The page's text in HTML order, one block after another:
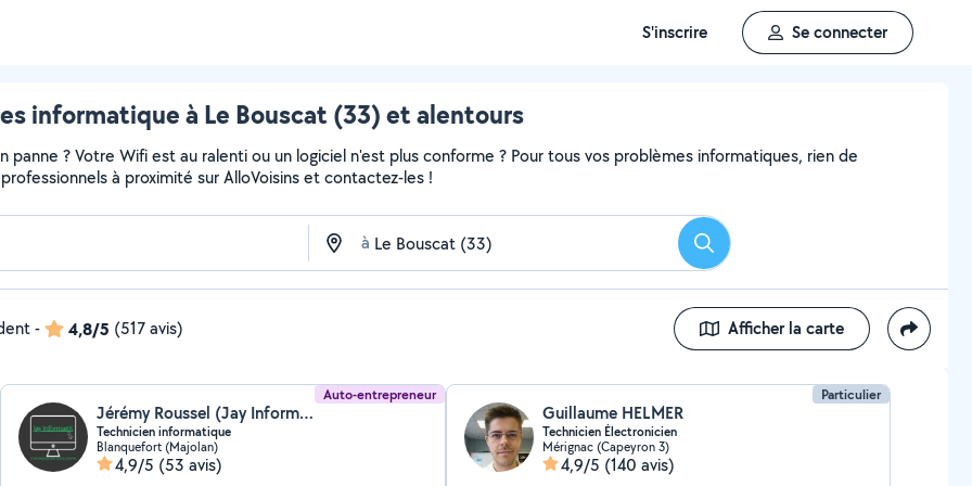
S'inscrire Se connecter
informatique à Le Bouscat (33) et alentours
panne ? Votre Wifi est au ralenti ou un logiciel n'est plus conforme ? Pour tous vos problèmes informatiques, rien de
à proximité sur AlloVoisins et contactez-les !
à Rechercher
- 4,8/5 (517 avis) Afficher la carte
Auto-entrepreneur
Jérémy Roussel (Jay InformatiK)
Technicien informatique
Blanquefort (Majolan)
4,9/5 (53 avis)
Particulier
Guillaume HELMER
Technicien Électronicien
Mérignac (Capeyron 3)
4,9/5 (140 avis)